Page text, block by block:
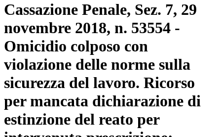
Cassazione Penale, Sez. 7, 29
novembre 2018, n. 53554 -
Omicidio colposo con
violazione delle norme sulla
sicurezza del lavoro. Ricorso
per mancata dichiarazione di
estinzione del reato per